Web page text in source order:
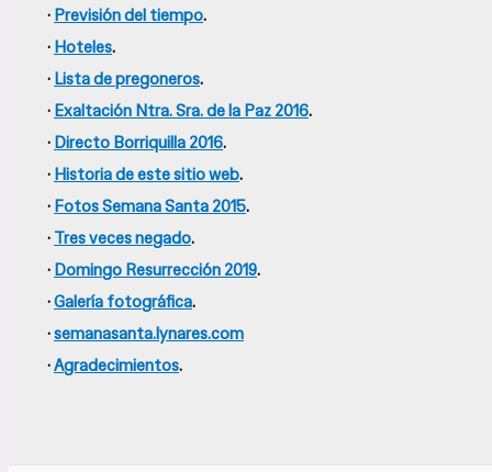
· Previsión del tiempo.
· Hoteles.
· Lista de pregoneros.
· Exaltación Ntra. Sra. de la Paz 2016.
· Directo Borriquilla 2016.
· Historia de este sitio web.
· Fotos Semana Santa 2015.
· Tres veces negado.
· Domingo Resurrección 2019.
·Galería fotográfica.
·semanasanta.lynares.com
·Agradecimientos.